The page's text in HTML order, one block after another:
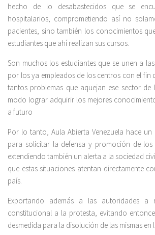
hecho de lo desabastecidos que se
hospitalarios, comprometiendo así no
pacientes, sino también los conocimientos
estudiantes que ahí realizan sus cursos.
Son muchos los estudiantes que se unen a
por los ya empleados de los centros con el fin
tantos problemas que aquejan ese sector de
modo lograr adquirir los mejores
a futuro
Por lo tanto, Aula Abierta Venezuela hace
para solicitar la defensa y promoción de los
extendiendo también un alerta a la sociedad
que estas situaciones atentan directamente
país.
Exportando además a las autoridades a
constitucional a la protesta, evitando
desmedida para la disolución de las mismas en